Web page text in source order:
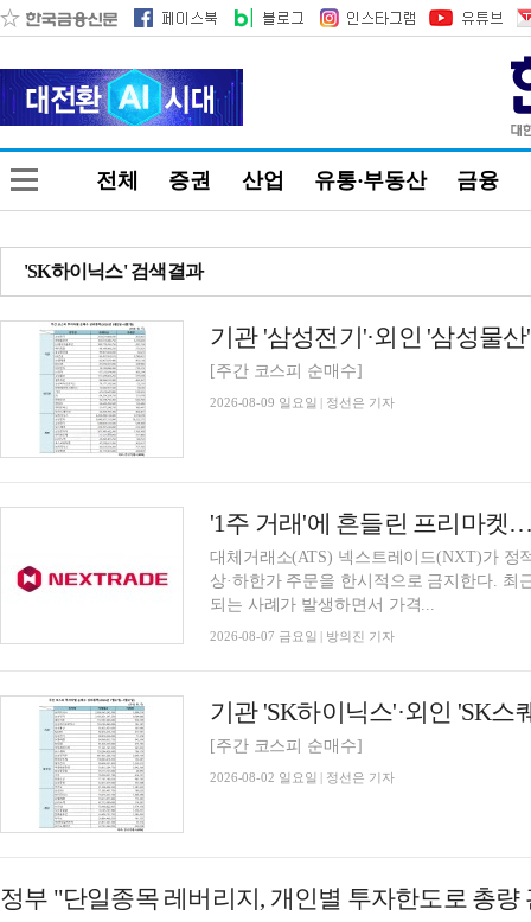
전체 증권 산업 유통·부동산 금융
'SK하이닉스' 검색결과
[주간 코스피 순매수]
2026-08-09 일요일 | 정선은 기자
대체거래소(ATS) 넥스트레이드(NXT)가
상·하한가 주문을 한시적으로 금지한다. 최
되는 사례가 발생하면서 가격...
2026-08-07 금요일 | 방의진 기자
[주간 코스피 순매수]
2026-08-02 일요일 | 정선은 기자
정부 "단일종목 레버리지, 개인별 투자한도로 총